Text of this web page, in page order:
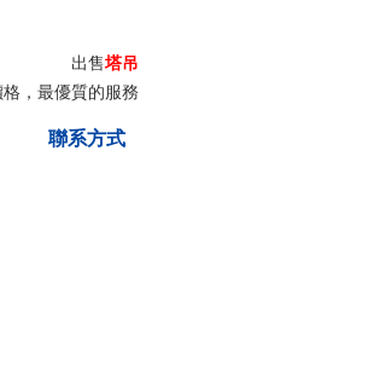
出售塔吊
，最優質的服務
聯系方式